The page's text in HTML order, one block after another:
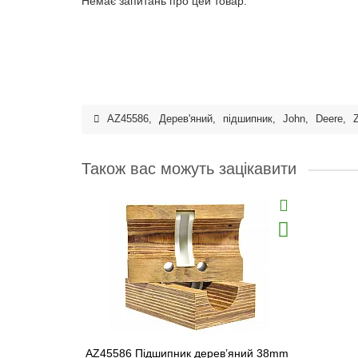
AZ45586, Дерев'яний, підшипник, John, Deere,
Також вас можуть зацікавити
AZ45586 Підшипник дерев’яний 38mm